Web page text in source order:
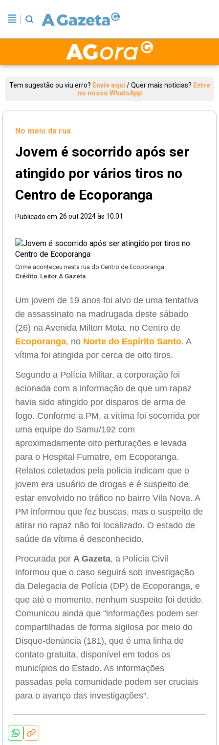
Tem sugestão ou viu erro? Envie aqui /Quer mais notícias? Entre
no nosso WhatsApp
No meio da rua
Jovem é socorrido após ser
atingido por vários tiros no
Centro de Ecoporanga
Publicado em 26 out 2024 às 10:01
Crime aconteceu nesta rua do Centro de Ecoporanga
Crédito: Leitor A Gazeta
Um jovem de 19 anos foi alvo de uma tentativa
de assassinato na madrugada deste sábado
(26) na Avenida Milton Mota, no Centro de
Ecoporanga, no Norte do Espírito Santo. A
vítima foi atingida por cerca de oito tiros.
Segundo a Polícia Militar, a corporação foi
acionada com a informação de que um rapaz
havia sido atingido por disparos de arma de
fogo. Conforme a PM, a vítima foi socorrida por
uma equipe do Samu/192 com
aproximadamente oito perfurações e levada
para o Hospital Fumatre, em Ecoporanga.
Relatos coletados pela polícia indicam que o
jovem era usuário de drogas e é suspeito de
estar envolvido no tráfico no bairro Vila Nova. A
PM informou que fez buscas, mas o suspeito de
atirar no rapaz não foi localizado. O estado de
saúde da vítima é desconhecido.
Procurada por A Gazeta, a Polícia Civil
informou que o caso seguirá sob investigação
da Delegacia de Polícia (DP) de Ecoporanga, e
que até o momento, nenhum suspeito foi detido.
Comunicou ainda que "informações podem ser
compartilhadas de forma sigilosa por meio do
Disque-denúncia (181), que é uma linha de
contato gratuita, disponível em todos os
municípios do Estado. As informações
passadas pela comunidade podem ser cruciais
para o avanço das investigações".